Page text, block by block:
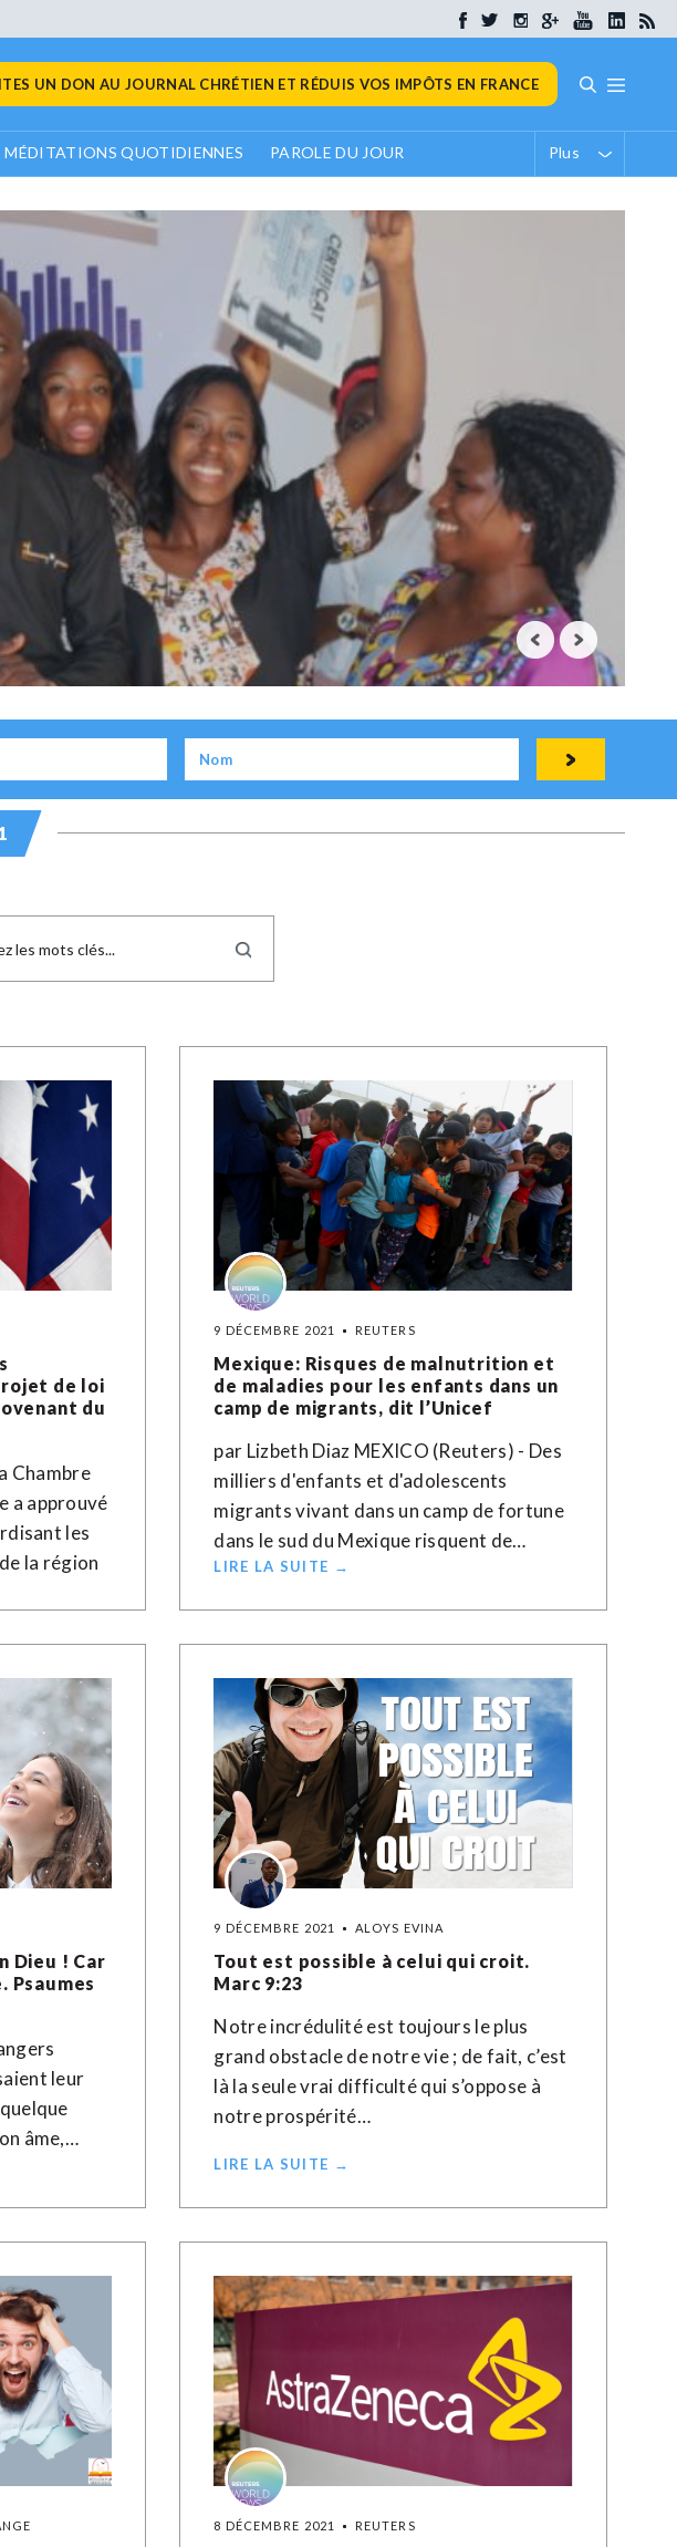
UN DON AU JOURNAL CHRÉTIEN ET RÉDUIS VOS IMPÔTS EN FRANCE
MÉDITATIONS QUOTIDIENNES PAROLE DU JOUR Plus
de loi
du
Chambre
a approuvé
les
la région
9 DÉCEMBRE 2021 REUTERS
Mexique: Risques de malnutrition et
de maladies pour les enfants dans un
camp de migrants, dit l’Unicef
par Lizbeth Diaz MEXICO (Reuters) - Des
milliers d'enfants et d'adolescents
migrants vivant dans un camp de fortune
dans le sud du Mexique risquent de…
LIRE LA SUITE →
Dieu ! Car
Psaumes
leur
âme,…
9 DÉCEMBRE 2021 ALOYS EVINA
Tout est possible à celui qui croit.
Marc 9:23
Notre incrédulité est toujours le plus
grand obstacle de notre vie ; de fait, c’est
là la seule vrai difficulté qui s’oppose à
notre prospérité…
LIRE LA SUITE →
8 DÉCEMBRE 2021 REUTERS